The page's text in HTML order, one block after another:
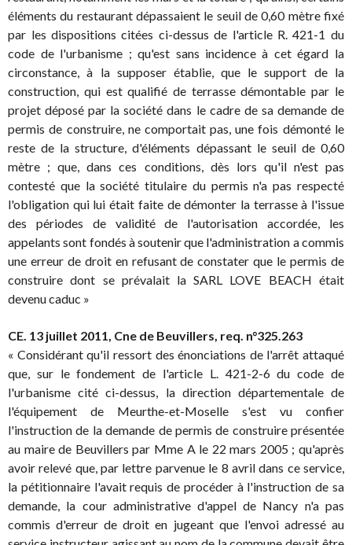
éléments du restaurant dépassaient le seuil de 0,60 mètre fixé
par les dispositions citées ci-dessus de l'article R. 421-1 du
code de l'urbanisme ; qu'est sans incidence à cet égard la
circonstance, à la supposer établie, que le support de la
construction, qui est qualifié de terrasse démontable par le
projet déposé par la société dans le cadre de sa demande de
permis de construire, ne comportait pas, une fois démonté le
reste de la structure, d'éléments dépassant le seuil de 0,60
mètre ; que, dans ces conditions, dès lors qu'il n'est pas
contesté que la société titulaire du permis n'a pas respecté
l'obligation qui lui était faite de démonter la terrasse à l'issue
des périodes de validité de l'autorisation accordée, les
appelants sont fondés à soutenir que l'administration a commis
une erreur de droit en refusant de constater que le permis de
construire dont se prévalait la SARL LOVE BEACH était
devenu caduc »
CE. 13 juillet 2011, Cne de Beuvillers, req. n°325.263
« Considérant qu'il ressort des énonciations de l'arrêt attaqué
que, sur le fondement de l'article L. 421-2-6 du code de
l'urbanisme cité ci-dessus, la direction départementale de
l'équipement de Meurthe-et-Moselle s'est vu confier
l'instruction de la demande de permis de construire présentée
au maire de Beuvillers par Mme A le 22 mars 2005 ; qu'après
avoir relevé que, par lettre parvenue le 8 avril dans ce service,
la pétitionnaire l'avait requis de procéder à l'instruction de sa
demande, la cour administrative d'appel de Nancy n'a pas
commis d'erreur de droit en jugeant que l'envoi adressé au